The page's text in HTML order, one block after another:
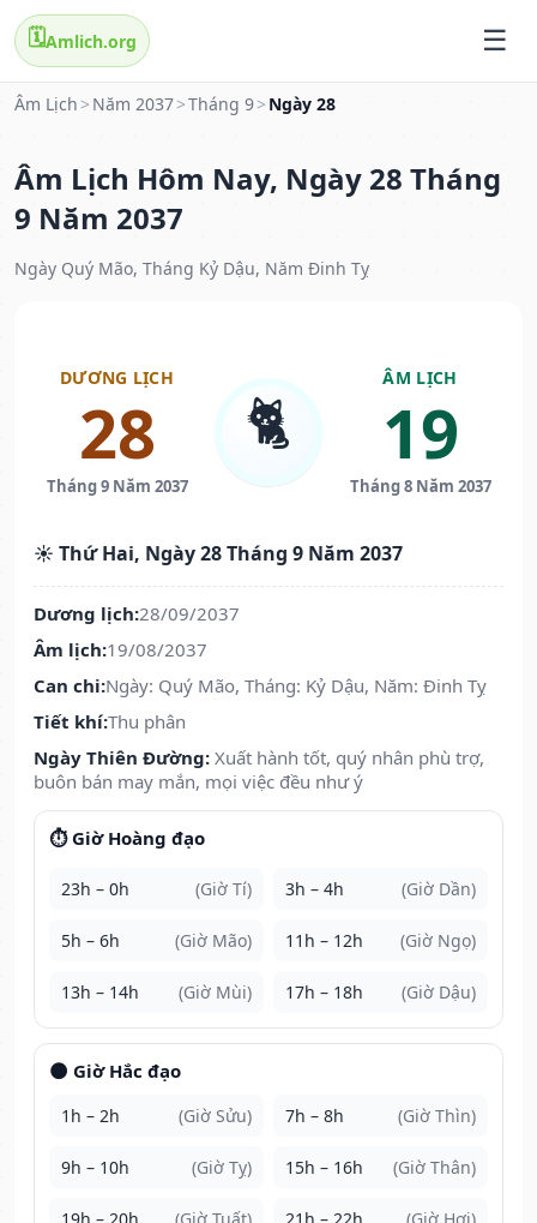
🗓️Amlich.org
Âm Lịch > Năm 2037>Tháng 9> Ngày 28
Âm Lịch Hôm Nay, Ngày 28 Tháng
9 Năm 2037
Ngày Quý Mão, Tháng Kỷ Dậu, Năm Đinh Tỵ
DƯƠNG LỊCH
28
Tháng 9 Năm 2037
🐈
ÂM LỊCH
19
Tháng 8 Năm 2037
☀️ Thứ Hai, Ngày 28 Tháng 9 Năm 2037
Dương lịch:28/09/2037
Âm lịch:19/08/2037
Can chi:Ngày: Quý Mão, Tháng: Kỷ Dậu, Năm: Đinh Tỵ
Tiết khí:Thu phân
Ngày Thiên Đường: Xuất hành tốt, quý nhân phù trợ,
buôn bán may mắn, mọi việc đều như ý
⏱️ Giờ Hoàng đạo
23h – 0h (Giờ Tí) 3h – 4h (Giờ Dần)
5h – 6h (Giờ Mão) 11h – 12h (Giờ Ngọ)
13h – 14h (Giờ Mùi) 17h – 18h (Giờ Dậu)
🌑 Giờ Hắc đạo
1h – 2h (Giờ Sửu) 7h – 8h (Giờ Thìn)
9h – 10h (Giờ Tỵ) 15h – 16h (Giờ Thân)